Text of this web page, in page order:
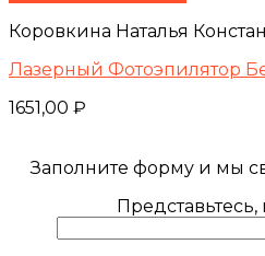
Коровкина Наталья
Лазерный Фотоэпилятор
1651,00 ₽
Заполните форму и мы
Представьтесь,